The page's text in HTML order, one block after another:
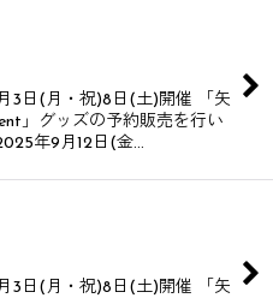
3日(月・祝)8日(土)開催 「矢
」グッズの予約販売を行い
年9月12日(金…
3日(月・祝)8日(土)開催 「矢